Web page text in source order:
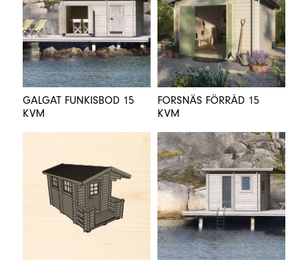
GALGAT FUNKISBOD 15
KVM
FORSNÄS FÖRRÅD 15
KVM